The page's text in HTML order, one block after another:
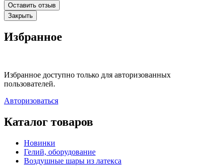
Оставить отзыв
Закрыть
Избранное
Избранное доступно только для авторизованных
пользователей.
Авторизоваться
Каталог товаров
Новинки
Гелий, оборудование
Воздушные шары из латекса